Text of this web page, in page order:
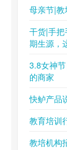
母亲节|教
干货|手
期生源，
3.8女神
的商家
快鲈产品
教育培训
教培机构